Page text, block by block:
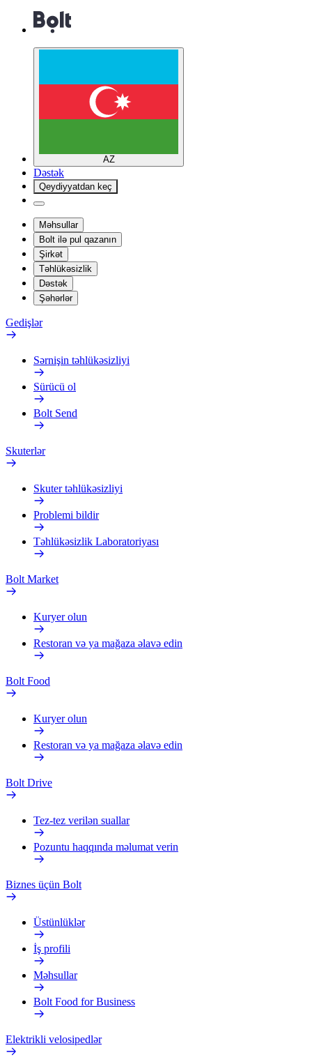
AZ
Dəstək
Qeydiyyatdan keç
Məhsullar
Bolt ilə pul qazanın
Şirkət
Təhlükəsizlik
Dəstək
Şəhərlər
Gedişlər
Sərnişin təhlükəsizliyi
Sürücü ol
Bolt Send
Skuterlər
Skuter təhlükəsizliyi
Problemi bildir
Təhlükəsizlik Laboratoriyası
Bolt Market
Kuryer olun
Restoran və ya mağaza əlavə edin
Bolt Food
Kuryer olun
Restoran və ya mağaza əlavə edin
Bolt Drive
Tez-tez verilən suallar
Pozuntu haqqında məlumat verin
Biznes üçün Bolt
Üstünlüklər
İş profili
Məhsullar
Bolt Food for Business
Elektrikli velosipedlər